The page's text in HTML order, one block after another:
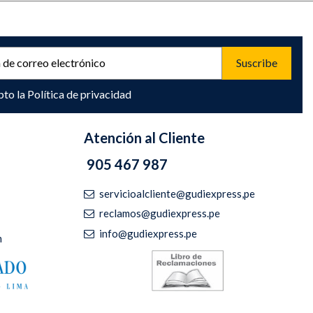
la Política de privacidad
Atención al Cliente
905 467 987
servicioalcliente@gudiexpress,pe
reclamos@gudiexpress.pe
info@gudiexpress.pe